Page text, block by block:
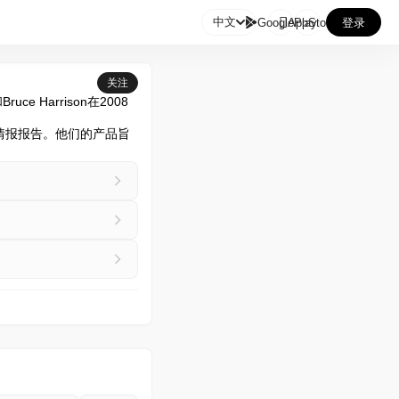
中文 GooglePlay
AppStore 登录
关注
Harrison在2008
报告。他们的产品旨